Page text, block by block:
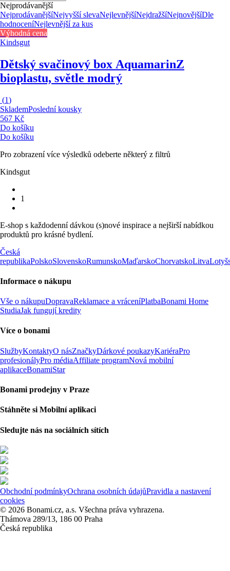
Nejprodávanější
NejprodávanějšíNejvyšší slevaNejlevnějšíNejdražšíNejnovějšíDle
hodnoceníNejlevnější za kus
Výhodná cena
Kindsgut
Dětský svačinový box AquamarinZ
bioplastu, světle modrý
(1)
SklademPoslední kousky
567 Kč
Do košíku
Do košíku
Pro zobrazení více výsledků odeberte některý z filtrů
Kindsgut
1
E-shop s každodenní dávkou (s)nové inspirace a nejširší nabídkou
produktů pro krásné bydlení.
Česká
republikaPolskoSlovenskoRumunskoMaďarskoChorvatskoLitva
Informace o nákupu
Vše o nákupuDopravaReklamace a vráceníPlatbaBonami Home
StudiaJak fungují kredity
Více o bonami
SlužbyKontaktyO násZnačkyDárkové poukazyKariéraPro
profesionályPro médiaAffiliate programNová mobilní
aplikaceBonamiStar
Bonami prodejny v Praze
Stáhněte si Mobilní aplikaci
Sledujte nás na sociálních sítích
Obchodní podmínkyOchrana osobních údajůPravidla a nastavení
cookies
© 2026 Bonami.cz, a.s. Všechna práva vyhrazena.
Thámova 289/13, 186 00 Praha
Česká republika